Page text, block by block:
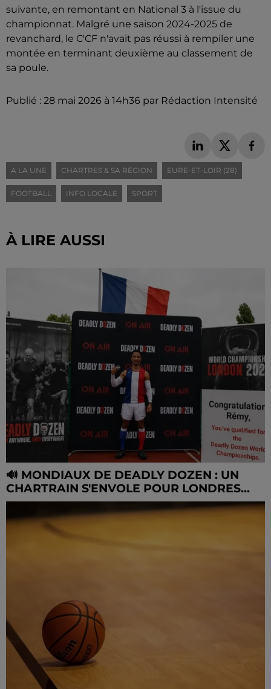
suivante, en remontant en National 3 à l'issue du
championnat. Malgré une saison 2024-2025 de
revanchard, le C'CF n'avait pas réussi à rempiler une
montée en terminant deuxième au classement de
sa poule.
Publié : 28 mai 2026 à 14h36 par Rédaction Intensité
A LA UNE CHARTRES & SA RÉGION EURE-ET-LOIR (28)
FOOTBALL INFO LOCALE SPORT
À LIRE AUSSI
🔊 MONDIAUX DE DEADLY DOZEN : UN
CHARTRAIN S'ENVOLE POUR LONDRES...